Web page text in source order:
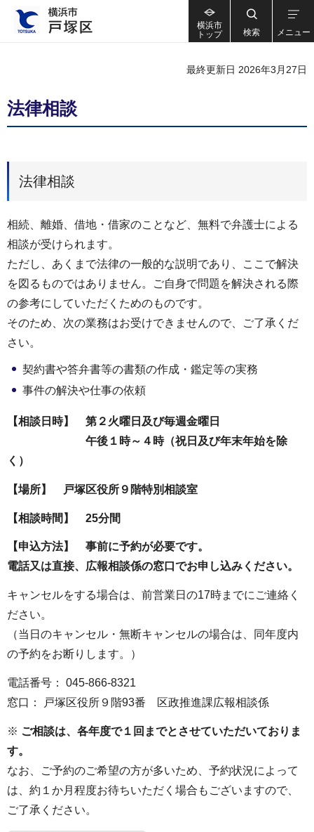
横浜市
トップ
検索 メニュー
最終更新日 2026年3月27日
法律相談
法律相談
相続、離婚、借地・借家のことなど、無料で弁護士による
相談が受けられます。
ただし、あくまで法律の一般的な説明であり、ここで解決
を図るものではありません。ご自身で問題を解決される際
の参考にしていただくためのものです。
そのため、次の業務はお受けできませんので、ご了承くだ
さい。
契約書や答弁書等の書類の作成・鑑定等の実務
事件の解決や仕事の依頼
【相談日時】 第２火曜日及び毎週金曜日
午後１時～４時（祝日及び年末年始を除
く）
【場所】 戸塚区役所９階特別相談室
【相談時間】 25分間
【申込方法】 事前に予約が必要です。
電話又は直接、広報相談係の窓口でお申し込みください。
キャンセルをする場合は、前営業日の17時までにご連絡く
ださい。
（当日のキャンセル・無断キャンセルの場合は、同年度内
の予約をお断りします。）
電話番号： 045‐866‐8321
窓口： 戸塚区役所９階93番 区政推進課広報相談係
※ ご相談は、各年度で１回までとさせていただいておりま
す。
なお、ご予約のご希望の方が多いため、予約状況によって
は、約１か月程度お待ちいただく場合もございますので、
ご了承ください。